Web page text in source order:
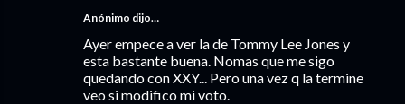
Anónimo dijo…
Ayer empece a ver la de Tommy Lee Jones y
esta bastante buena. Nomas que me sigo
quedando con XXY... Pero una vez q la termine
veo si modifico mi voto.